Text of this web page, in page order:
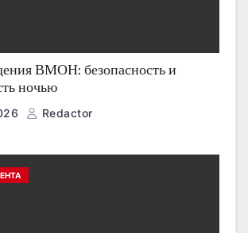
ВМОН: безопасность и
ночью
Redactor